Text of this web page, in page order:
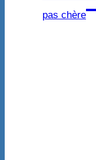
pas chère